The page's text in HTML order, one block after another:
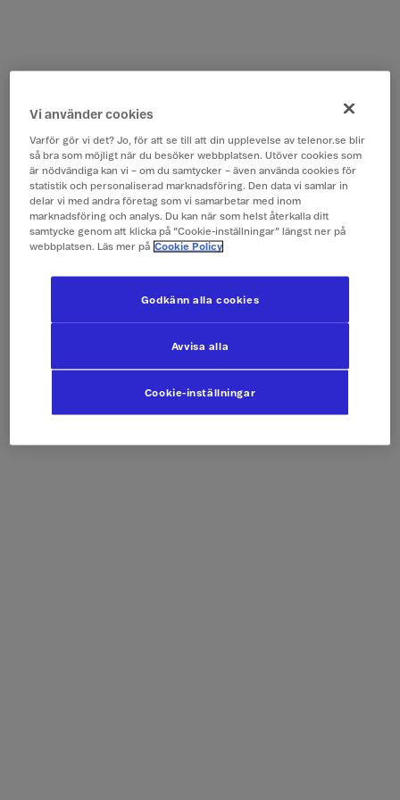
Vi använder cookies
Varför gör vi det? Jo, för att se till att din upplevelse av telenor.se blir
så bra som möjligt när du besöker webbplatsen. Utöver cookies som
är nödvändiga kan vi – om du samtycker – även använda cookies för
statistik och personaliserad marknadsföring. Den data vi samlar in
delar vi med andra företag som vi samarbetar med inom
marknadsföring och analys. Du kan när som helst återkalla ditt
samtycke genom att klicka på ”Cookie-inställningar” längst ner på
webbplatsen. Läs mer på Cookie Policy
Cookie-inställningar
Avvisa alla
Godkänn alla cookies